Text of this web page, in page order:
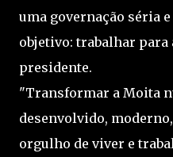
uma governação séria
objetivo: trabalhar para
presidente.
"Transformar a Moita
desenvolvido,
orgulho de viver e